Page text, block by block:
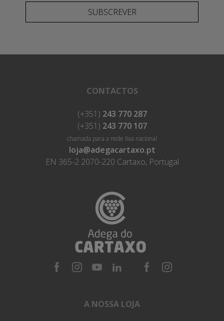
SUBSCREVER
CONTACTOS
(+351) 243 770 287
(+351) 243 770 107
chamada para a rede fixa nacional
loja@adegacartaxo.pt
EN 365-2 2070-220 Cartaxo, Portugal
A NOSSA LOJA